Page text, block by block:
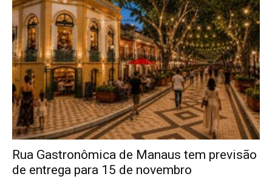
Rua Gastronômica de Manaus tem previsão
de entrega para 15 de novembro